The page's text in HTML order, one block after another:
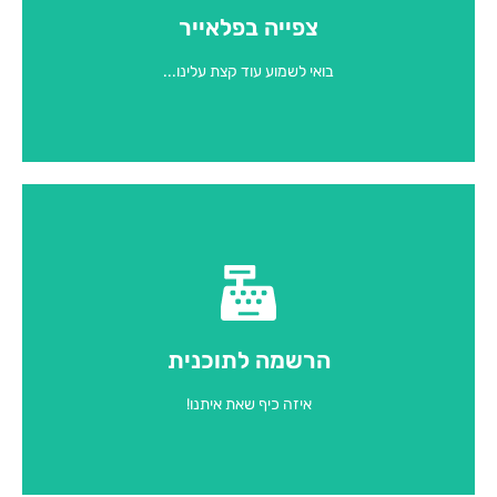
צפייה בפלאייר
בואי לשמוע עוד קצת עלינו...
לחצי למעבר לפלאייר
הרשמה לתוכנית
איזה כיף שאת איתנו!
לחצי למעבר לאתר ההרשמות
להרשמה